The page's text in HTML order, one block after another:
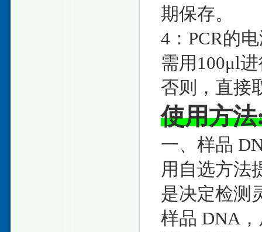
期保存。
4：PCR的
需用100μl
否则，直接
使用方
一、样品
用自选方法
是决定检测
样品 DNA